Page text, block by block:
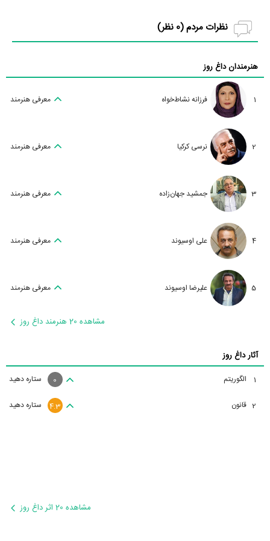
نظرات مردم (0 نظر)
هنرمندان داغ روز
1 فرزانه نشاط‌خواه معرفی هنرمند
2 نرسی کرکیا معرفی هنرمند
3 جمشید جهان‌زاده معرفی هنرمند
4 علی اوسیوند معرفی هنرمند
5 علیرضا اوسیوند معرفی هنرمند
مشاهده 20 هنرمند داغ روز
آثار داغ روز
1 الگوریتم ستاره دهید 0
2 قانون ستاره دهید 4.3
مشاهده 20 اثر داغ روز